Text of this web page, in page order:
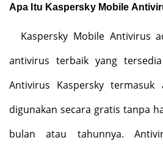
Apa Itu Kaspersky Mobile
Kaspersky Mobile Antivirus
antivirus terbaik yang
Antivirus Kaspersky
digunakan secara gratis tanpa
bulan atau tahunnya.